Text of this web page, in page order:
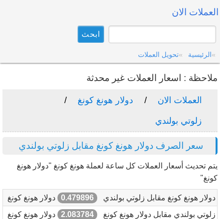
العملات الان
الرئيسية تحويل العملات
ملاحظة : اسعار العملات غير محدثة
العملات الان دولار هونغ كونغ
زلوتي بولندي
سعر الصرف دولار هونغ كونغ مقابل زلوتي بولندي
يتم تحديث أسعار العملات كل ساعة لعملة هونغ كونغ "دولار هونغ
كونغ"
دولار هونغ كونغ مقابل زلوتي بولندي 0.479896
دولار هونغ كونغ
زلوتي بولندي مقابل دولار هونغ كونغ
2.083784 دولار هونغ كونغ